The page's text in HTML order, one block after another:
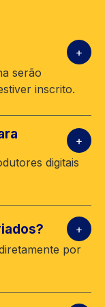
serão
inscrito.
digitais
por